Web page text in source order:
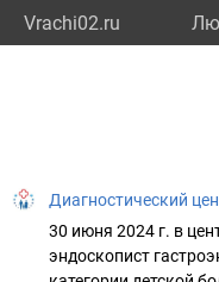
Vrachi02.ru
Диагностический
30 июня 2024 г. в
эндоскопист